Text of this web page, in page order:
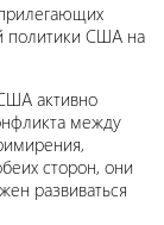
политики США на
активно
между
сторон, они
развиваться